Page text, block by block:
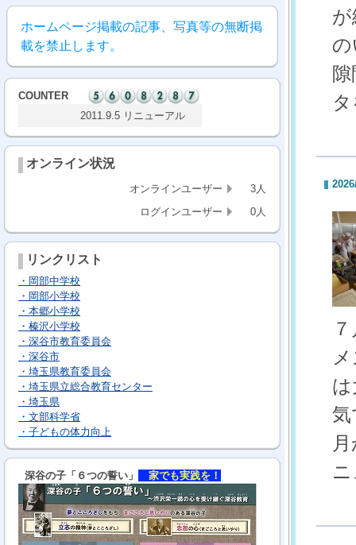
ホームページ掲載の記事、写真等の無断掲
載を禁止します。
COUNTER
2011.9.5 リニューアル
オンライン状況
オンラインユーザー
3人
ログインユーザー
0人
リンクリスト
・岡部中学校
・岡部小学校
・本郷小学校
・榛沢小学校
・深谷市教育委員会
・深谷市
・埼玉県教育委員会
・埼玉県立総合教育センター
・埼玉県
・文部科学省
・子どもの体力向上
深谷の子「６つの誓い」 家でも実践を！
気